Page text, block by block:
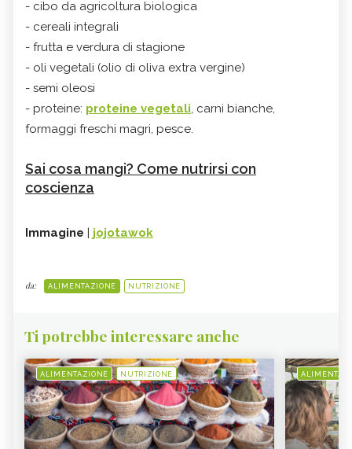
- cibo da agricoltura biologica
- cereali integrali
- frutta e verdura di stagione
- oli vegetali (olio di oliva extra vergine)
- semi oleosi
- proteine: proteine vegetali, carni bianche,
formaggi freschi magri, pesce.
Sai cosa mangi? Come nutrirsi con
coscienza
Immagine | jojotawok
da: ALIMENTAZIONE NUTRIZIONE
Ti potrebbe interessare anche
ALIMENTAZIONE NUTRIZIONE